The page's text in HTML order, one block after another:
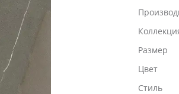
Размер
Цвет
Стиль